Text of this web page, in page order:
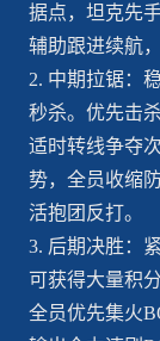
据点，坦克先
辅助跟进续航
2. 中期拉锯：
秒杀。优先击
适时转线争夺
势，全员收缩
活抱团反打。
3. 后期决胜：
可获得大量积
全员优先集火